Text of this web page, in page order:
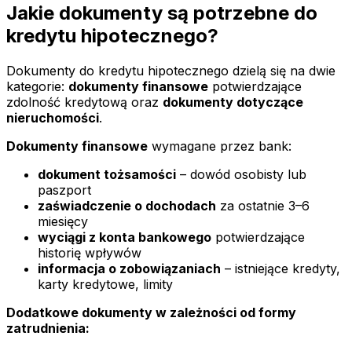
Jakie dokumenty są potrzebne do
kredytu hipotecznego?
Dokumenty do kredytu hipotecznego dzielą się na dwie
kategorie: dokumenty finansowe potwierdzające
zdolność kredytową oraz dokumenty dotyczące
nieruchomości.
Dokumenty finansowe wymagane przez bank:
dokument tożsamości – dowód osobisty lub
paszport
zaświadczenie o dochodach za ostatnie 3–6
miesięcy
wyciągi z konta bankowego potwierdzające
historię wpływów
informacja o zobowiązaniach – istniejące kredyty,
karty kredytowe, limity
Dodatkowe dokumenty w zależności od formy
zatrudnienia: